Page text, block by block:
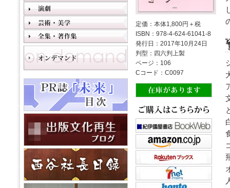
定価：本体1,800円＋税
ISBN：978-4-624-61041-8
発行日：2017年10月24日
判型：四六判上製
ページ：106
Cコード：C0097